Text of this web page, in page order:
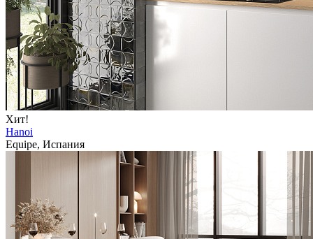
Хит!
Hanoi
Equipe, Испания